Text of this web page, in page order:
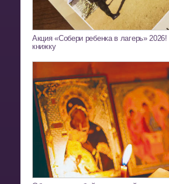
Акция «Собери ребенка в лагерь»
книжку